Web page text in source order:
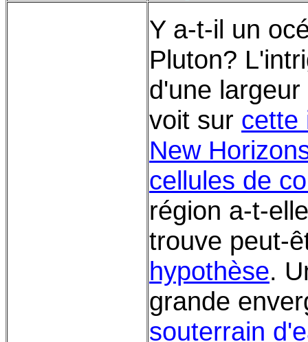
Y a-t-il un
Pluton?
d'une
voit sur cette
New
cellules de
région a-t-
trouve peut-
hypothèse.
grande
souterrain